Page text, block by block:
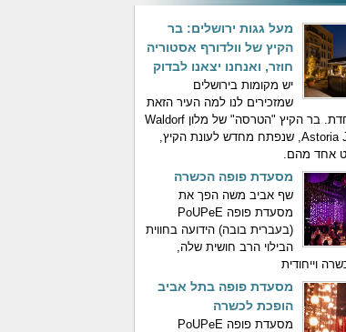
מעל גגות ירושלים: בר
הקיץ של וולדורף אסטוריה
חוזר, ואנחנו יצאנו לבדוק
יש מקומות בירושלים
שמזכירים לנו למה העיר הזאת
כל כך מיוחדת. בר הקיץ "הטרסה" של מלון Waldorf
Astoria Jerusalem, שנפתח מחדש לעונת הקיץ,
אחד מהם.
מסעדת פופה הכשרה
שף אביב משה הפך את
מסעדת פופה PoUPeE
(בעברית בובה) הידועה בחווית
הבילוי הרב חושית שלה,
וייחודית
מסעדת פופה בתל אביב
הופכת לכשרה
מסעדת פופה PoUPeE